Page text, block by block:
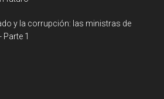
y la corrupción: las ministras de
1